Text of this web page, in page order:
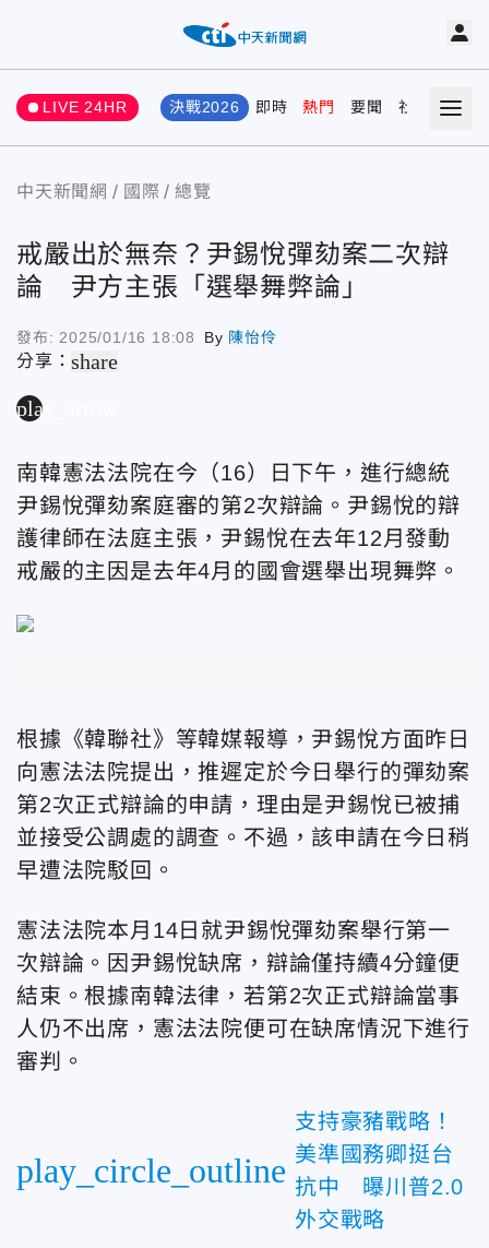
LIVE 24HR 決戰2026 即時 熱門 要聞 社會 娛樂
中天新聞網 國際 總覽
戒嚴出於無奈？尹錫悅彈劾案二次辯
論 尹方主張「選舉舞弊論」
發布: 2025/01/16 18:08 By 陳怡伶
分享：share
play_arrow
南韓憲法法院在今（16）日下午，進行總統
尹錫悅彈劾案庭審的第2次辯論。尹錫悅的辯
護律師在法庭主張，尹錫悅在去年12月發動
戒嚴的主因是去年4月的國會選舉出現舞弊。
根據《韓聯社》等韓媒報導，尹錫悅方面昨日
向憲法法院提出，推遲定於今日舉行的彈劾案
第2次正式辯論的申請，理由是尹錫悅已被捕
並接受公調處的調查。不過，該申請在今日稍
早遭法院駁回。
憲法法院本月14日就尹錫悅彈劾案舉行第一
次辯論。因尹錫悅缺席，辯論僅持續4分鐘便
結束。根據南韓法律，若第2次正式辯論當事
人仍不出席，憲法法院便可在缺席情況下進行
審判。
play_circle_outline
支持豪豬戰略！
美準國務卿挺台
抗中 曝川普2.0
外交戰略